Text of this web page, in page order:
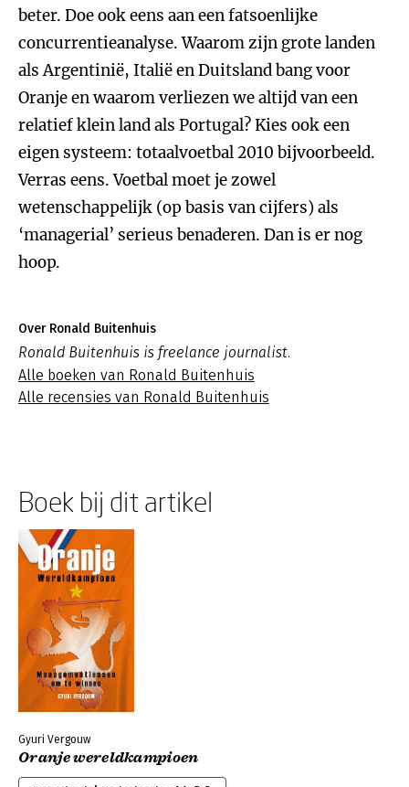
beter. Doe ook eens aan een fatsoenlijke
concurrentieanalyse. Waarom zijn grote landen
als Argentinië, Italië en Duitsland bang voor
Oranje en waarom verliezen we altijd van een
relatief klein land als Portugal? Kies ook een
eigen systeem: totaalvoetbal 2010 bijvoorbeeld.
Verras eens. Voetbal moet je zowel
wetenschappelijk (op basis van cijfers) als
‘managerial’ serieus benaderen. Dan is er nog
hoop.
Over Ronald Buitenhuis
Ronald Buitenhuis is freelance journalist.
Alle boeken van Ronald Buitenhuis
Alle recensies van Ronald Buitenhuis
Boek bij dit artikel
Gyuri Vergouw
Oranje wereldkampioen